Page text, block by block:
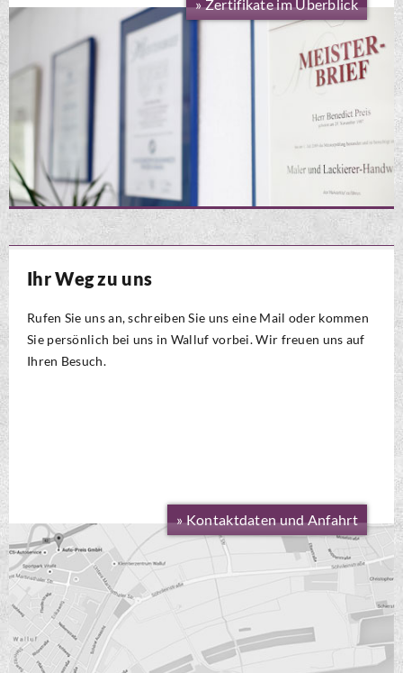
» Zertifikate im Überblick
Ihr Weg zu uns
Rufen Sie uns an, schreiben Sie uns eine Mail oder kommen
Sie persönlich bei uns in Walluf vorbei. Wir freuen uns auf
Ihren Besuch.
» Kontaktdaten und Anfahrt